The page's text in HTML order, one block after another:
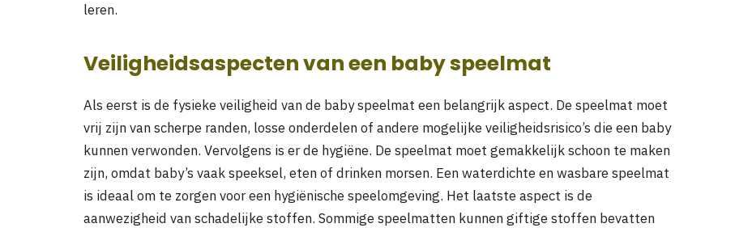
leren.
Veiligheidsaspecten van een baby speelmat
Als eerst is de fysieke veiligheid van de baby speelmat een belangrijk aspect. De speelmat moet
vrij zijn van scherpe randen, losse onderdelen of andere mogelijke veiligheidsrisico’s die een baby
kunnen verwonden. Vervolgens is er de hygiëne. De speelmat moet gemakkelijk schoon te maken
zijn, omdat baby’s vaak speeksel, eten of drinken morsen. Een waterdichte en wasbare speelmat
is ideaal om te zorgen voor een hygiënische speelomgeving. Het laatste aspect is de
aanwezigheid van schadelijke stoffen. Sommige speelmatten kunnen giftige stoffen bevatten